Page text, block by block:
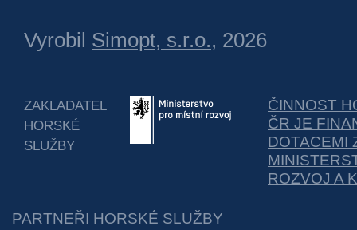
Vyrobil Simopt, s.r.o., 2026
ZAKLADATEL
HORSKÉ
SLUŽBY
ČINNOST
ČR JE
DOTACEMI
ROZVOJ A
PARTNEŘI HORSKÉ SLUŽBY